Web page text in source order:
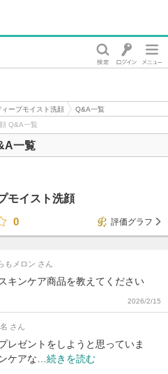
ープモイスト洗顔
Q&A一覧
Q&A一覧
一覧
モイスト洗顔
0
評価グラフ
もメロン さん
キンケア商品を教えてください
2026/2/15
さん
レゼントをしようと思っていま
ケアな… 続きを読む